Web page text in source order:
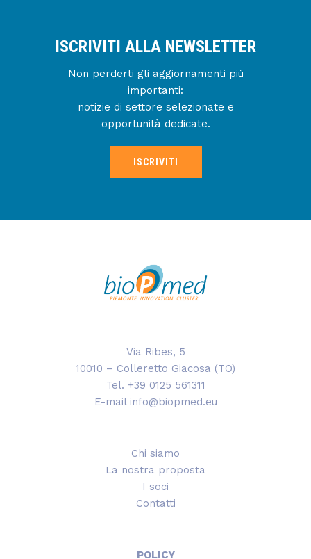
ISCRIVITI ALLA NEWSLETTER
Non perderti gli aggiornamenti più
importanti:
notizie di settore selezionate e
opportunità dedicate.
ISCRIVITI
Via Ribes, 5
10010 – Colleretto Giacosa (TO)
Tel. +39 0125 561311
E-mail info@biopmed.eu
Chi siamo
La nostra proposta
I soci
Contatti
POLICY